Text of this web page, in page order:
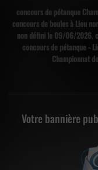
concours de pétanque
concours de boules à Lieu
non défini le 09/06/2026,
concours de pétanque -
Championnat
Votre bannière